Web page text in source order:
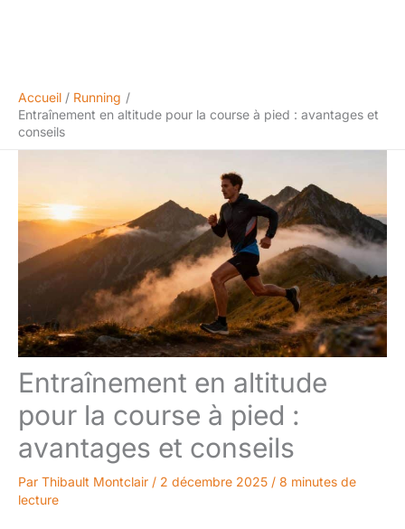
Accueil
Running
Entraînement en altitude pour la course à pied : avantages et
conseils
Entraînement en altitude
pour la course à pied :
avantages et conseils
Par Thibault Montclair / 2 décembre 2025 / 8 minutes de
lecture